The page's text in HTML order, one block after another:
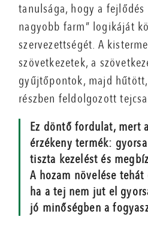
tanulsága, hogy a fejlődés
nagyobb farm” logikáját
szervezettségét. A
szövetkezetek, a
gyűjtőpontok, majd
részben feldolgozott
Ez döntő fordulat, mert
érzékeny termék:
tiszta kezelést és
A hozam növelése
ha a tej nem jut el
jó minőségben a